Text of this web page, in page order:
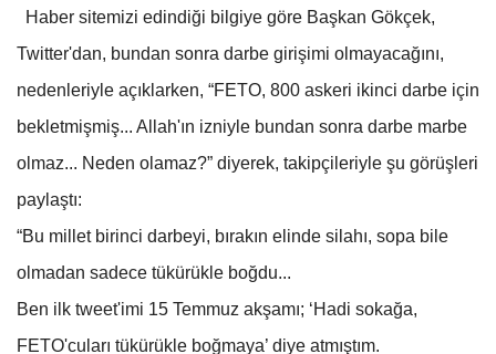
Haber sitemizi edindiği bilgiye göre Başkan Gökçek,
Twitter'dan, bundan sonra darbe girişimi olmayacağını,
nedenleriyle açıklarken, “FETO, 800 askeri ikinci darbe için
bekletmişmiş... Allah'ın izniyle bundan sonra darbe marbe
olmaz... Neden olamaz?” diyerek, takipçileriyle şu görüşleri
paylaştı:
“Bu millet birinci darbeyi, bırakın elinde silahı, sopa bile
olmadan sadece tükürükle boğdu...
Ben ilk tweet'imi 15 Temmuz akşamı; ‘Hadi sokağa,
FETO'cuları tükürükle boğmaya’ diye atmıştım.